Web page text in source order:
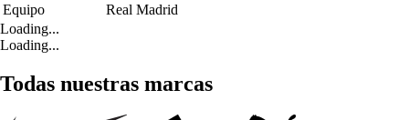
Equipo
Real Madrid
Loading...
Loading...
Todas nuestras marcas